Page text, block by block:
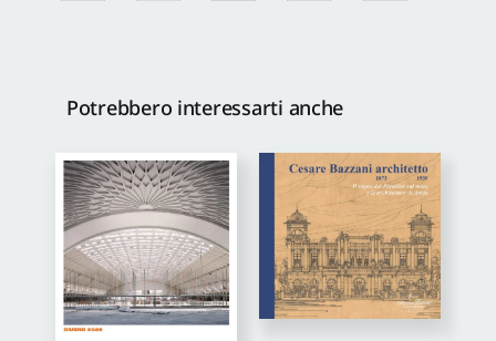
Potrebbero interessarti anche